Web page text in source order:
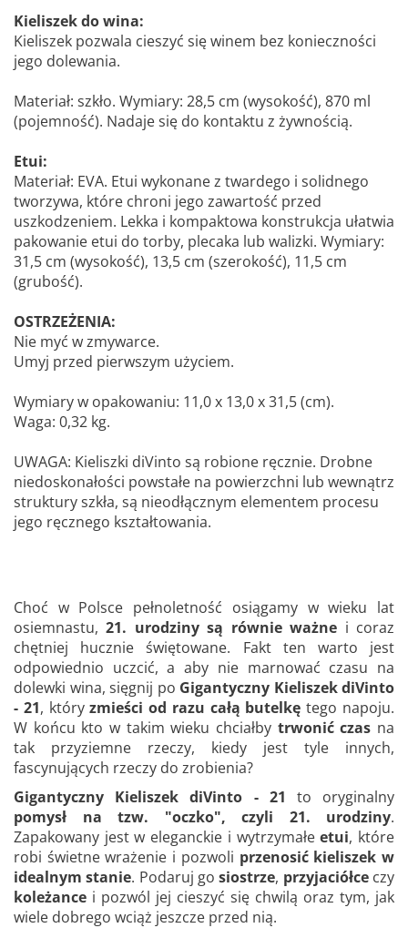
Kieliszek do wina:
Kieliszek pozwala cieszyć się winem bez konieczności
jego dolewania.
Materiał: szkło. Wymiary: 28,5 cm (wysokość), 870 ml
(pojemność). Nadaje się do kontaktu z żywnością.
Etui:
Materiał: EVA. Etui wykonane z twardego i solidnego
tworzywa, które chroni jego zawartość przed
uszkodzeniem. Lekka i kompaktowa konstrukcja ułatwia
pakowanie etui do torby, plecaka lub walizki. Wymiary:
31,5 cm (wysokość), 13,5 cm (szerokość), 11,5 cm
(grubość).
OSTRZEŻENIA:
Nie myć w zmywarce.
Umyj przed pierwszym użyciem.
Wymiary w opakowaniu: 11,0 x 13,0 x 31,5 (cm).
Waga: 0,32 kg.
UWAGA: Kieliszki diVinto są robione ręcznie. Drobne
niedoskonałości powstałe na powierzchni lub wewnątrz
struktury szkła, są nieodłącznym elementem procesu
jego ręcznego kształtowania.
Choć w Polsce pełnoletność osiągamy w wieku lat
osiemnastu,21. urodziny są równie ważne i coraz
chętniej hucznie świętowane. Fakt ten warto jest
odpowiednio uczcić, a aby nie marnować czasu na
dolewki wina, sięgnij po Gigantyczny Kieliszek diVinto
- 21, któryzmieści od razu całą butelkę tego napoju.
W końcu kto w takim wieku chciałby trwonić czas na
tak przyziemne rzeczy, kiedy jest tyle innych,
fascynujących rzeczy do zrobienia?
Gigantyczny Kieliszek diVinto - 21 to oryginalny
pomysł na tzw. "oczko", czyli 21. urodziny.
Zapakowany jest w eleganckie i wytrzymałeetui, które
robi świetne wrażenie i pozwoli przenosić kieliszek w
idealnym stanie. Podaruj gosiostrze, przyjaciółceczy
koleżance i pozwól jej cieszyć się chwilą oraz tym, jak
wiele dobrego wciąż jeszcze przed nią.